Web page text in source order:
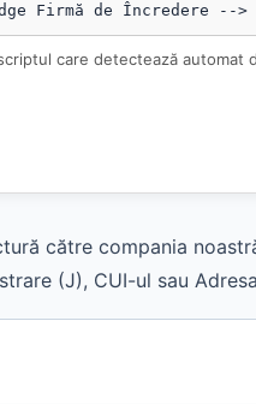
Firmă de Încredere -->
care detectează
către compania
(J), CUI-ul sau